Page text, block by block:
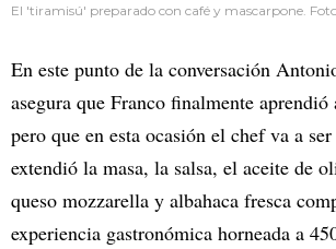
El 'tiramisú' preparado con café y mascarpone.
En este punto de la conversación
asegura que Franco finalmente aprendió
pero que en esta ocasión el chef va a
extendió la masa, la salsa, el aceite de
queso mozzarella y albahaca fresca
experiencia gastronómica horneada a